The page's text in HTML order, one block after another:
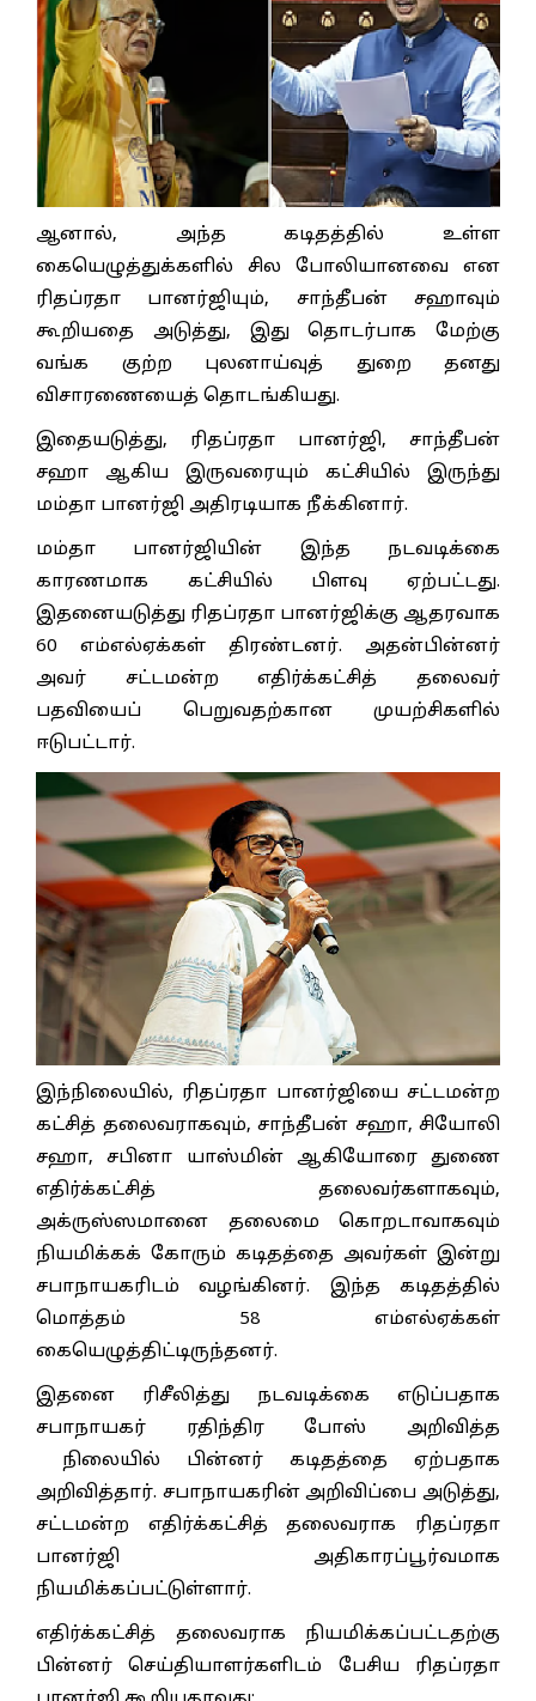
ஆனால், அந்த கடிதத்தில் உள்ள
கையெழுத்துக்களில் சில போலியானவை என
ரிதப்ரதா பானர்ஜியும், சாந்தீபன் சஹாவும்
கூறியதை அடுத்து, இது தொடர்பாக மேற்கு
வங்க குற்ற புலனாய்வுத் துறை தனது
விசாரணையைத் தொடங்கியது.
இதையடுத்து, ரிதப்ரதா பானர்ஜி, சாந்தீபன்
சஹா ஆகிய இருவரையும் கட்சியில் இருந்து
மம்தா பானர்ஜி அதிரடியாக நீக்கினார்.
மம்தா பானர்ஜியின் இந்த நடவடிக்கை
காரணமாக கட்சியில் பிளவு ஏற்பட்டது.
இதனையடுத்து ரிதப்ரதா பானர்ஜிக்கு ஆதரவாக
60 எம்எல்ஏக்கள் திரண்டனர். அதன்பின்னர்
அவர் சட்டமன்ற எதிர்க்கட்சித் தலைவர்
பதவியைப் பெறுவதற்கான முயற்சிகளில்
ஈடுபட்டார்.
இந்நிலையில், ரிதப்ரதா பானர்ஜியை சட்டமன்ற
கட்சித் தலைவராகவும், சாந்தீபன் சஹா, சியோலி
சஹா, சபினா யாஸ்மின் ஆகியோரை துணை
எதிர்க்கட்சித் தலைவர்களாகவும்,
அக்ருஸ்ஸமானை தலைமை கொறடாவாகவும்
நியமிக்கக் கோரும் கடிதத்தை அவர்கள் இன்று
சபாநாயகரிடம் வழங்கினர். இந்த கடிதத்தில்
மொத்தம் 58 எம்எல்ஏக்கள்
கையெழுத்திட்டிருந்தனர்.
இதனை ரிசீலித்து நடவடிக்கை எடுப்பதாக
சபாநாயகர் ரதிந்திர போஸ் அறிவித்த
நிலையில் பின்னர் கடிதத்தை ஏற்பதாக
அறிவித்தார். சபாநாயகரின் அறிவிப்பை அடுத்து,
சட்டமன்ற எதிர்க்கட்சித் தலைவராக ரிதப்ரதா
பானர்ஜி அதிகாரப்பூர்வமாக
நியமிக்கப்பட்டுள்ளார்.
எதிர்க்கட்சித் தலைவராக நியமிக்கப்பட்டதற்கு
பின்னர் செய்தியாளர்களிடம் பேசிய ரிதப்ரதா